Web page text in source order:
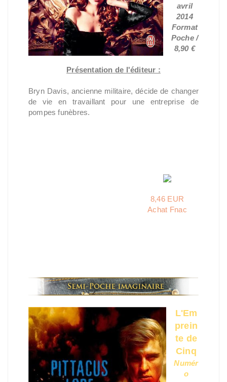
avril
2014
Format
Poche /
8,90 €
Présentation de l'éditeur :
Bryn Davis, ancienne militaire, décide de changer
de vie en travaillant pour une entreprise de
pompes funèbres.
8,46 EUR
Achat Fnac
L'Em
prein
te de
Cinq
Numér
o